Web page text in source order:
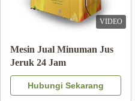
VIDEO
Double Tank Ice Slush
Machine Minuman Beku
Minuman Susu Koktail
BuahHubungi Sekarang